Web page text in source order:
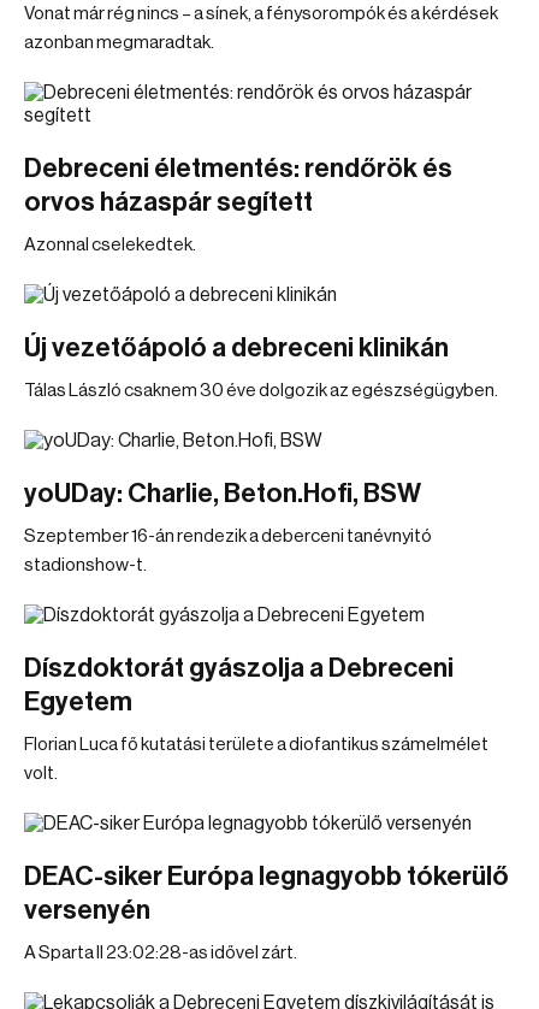
Vonat már rég nincs – a sínek, a fénysorompók és a kérdések
azonban megmaradtak.
Debreceni életmentés: rendőrök és
orvos házaspár segített
Azonnal cselekedtek.
Új vezetőápoló a debreceni klinikán
Tálas László csaknem 30 éve dolgozik az egészségügyben.
yoUDay: Charlie, Beton.Hofi, BSW
Szeptember 16-án rendezik a deberceni tanévnyitó
stadionshow-t.
Díszdoktorát gyászolja a Debreceni
Egyetem
Florian Luca fő kutatási területe a diofantikus számelmélet
volt.
DEAC-siker Európa legnagyobb tókerülő
versenyén
A Sparta II 23:02:28-as idővel zárt.